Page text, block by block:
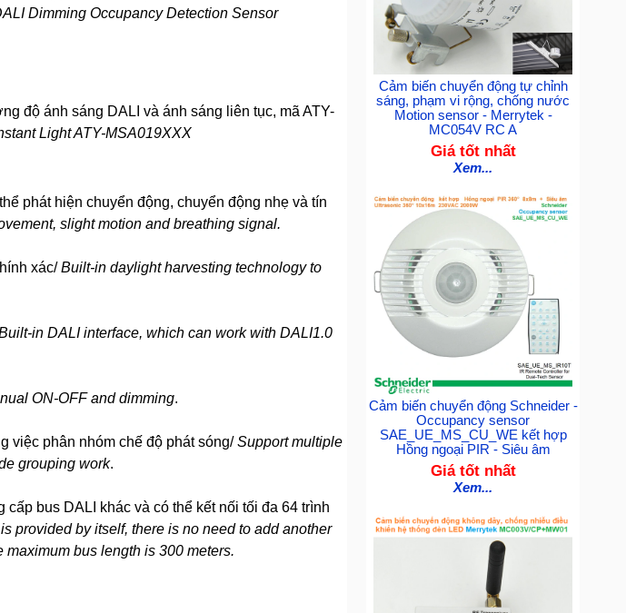
Dimming Occupancy Detection Sensor
độ ánh sáng DALI và ánh sáng liên tục, mã ATY-
Light ATY-MSA019XXX
phát hiện chuyển động, chuyển động nhẹ và tín
slight motion and breathing signal.
xác/Built-in daylight harvesting technology to
in DALI interface, which can work with DALI1.0
ON-OFF and dimming.
việc phân nhóm chế độ phát sóng/Support multiple
grouping work.
bus DALI khác và có thể kết nối tối đa 64 trình
provided by itself, there is no need to add another
bus length is 300 meters.
Cảm biến chuyển động tự chỉnh
sáng, phạm vi rộng, chống nước
Motion sensor - Merrytek -
MC054V RC A
Giá tốt nhất
Xem...
Cảm biến chuyển động Schneider -
Occupancy sensor
SAE_UE_MS_CU_WE kết hợp
Hồng ngoại PIR - Siêu âm
Giá tốt nhất
Xem...